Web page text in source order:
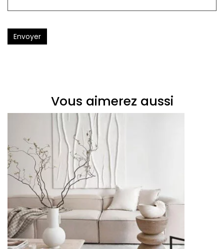
Envoyer
Vous aimerez aussi